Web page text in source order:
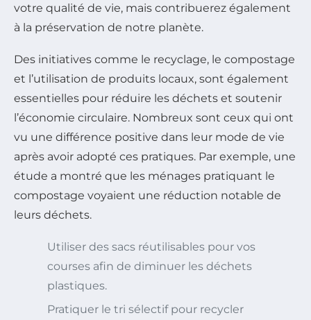
votre qualité de vie, mais contribuerez également
à la préservation de notre planète.
Des initiatives comme le recyclage, le compostage
et l’utilisation de produits locaux, sont également
essentielles pour réduire les déchets et soutenir
l’économie circulaire. Nombreux sont ceux qui ont
vu une différence positive dans leur mode de vie
après avoir adopté ces pratiques. Par exemple, une
étude a montré que les ménages pratiquant le
compostage voyaient une réduction notable de
leurs déchets.
Utiliser des sacs réutilisables pour vos
courses afin de diminuer les déchets
plastiques.
Pratiquer le tri sélectif pour recycler